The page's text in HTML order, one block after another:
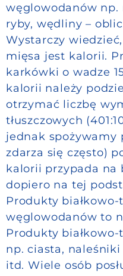
węglowodanów np.
ryby, wędliny –
Wystarczy
mięsa jest kalorii.
karkówki o wadze
kalorii należy
otrzymać liczbę
tłuszczowych
jednak spożywamy
zdarza się często)
kalorii przypada na
dopiero na tej
Produkty
węglowodanów to
Produkty
np. ciasta,
itd. Wiele osób